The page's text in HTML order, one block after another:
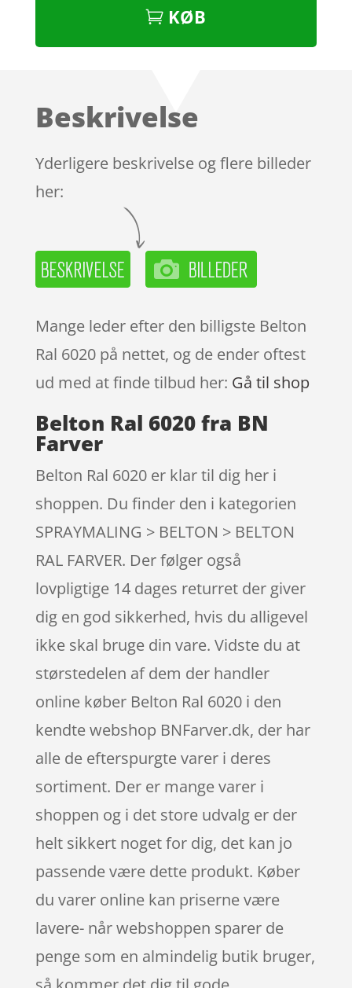
KØB
Beskrivelse
Yderligere beskrivelse og flere billeder
her:
Mange leder efter den billigste Belton
Ral 6020 på nettet, og de ender oftest
ud med at finde tilbud her: Gå til shop
Belton Ral 6020 fra BN
Farver
Belton Ral 6020 er klar til dig her i
shoppen. Du finder den i kategorien
SPRAYMALING > BELTON > BELTON
RAL FARVER. Der følger også
lovpligtige 14 dages returret der giver
dig en god sikkerhed, hvis du alligevel
ikke skal bruge din vare. Vidste du at
størstedelen af dem der handler
online køber Belton Ral 6020 i den
kendte webshop BNFarver.dk, der har
alle de efterspurgte varer i deres
sortiment. Der er mange varer i
shoppen og i det store udvalg er der
helt sikkert noget for dig, det kan jo
passende være dette produkt. Køber
du varer online kan priserne være
lavere- når webshoppen sparer de
penge som en almindelig butik bruger,